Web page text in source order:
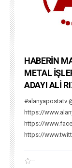
HABERİN
METAL
ADAYI ALİ
#alanyapostatv
https://
https://
https://
--